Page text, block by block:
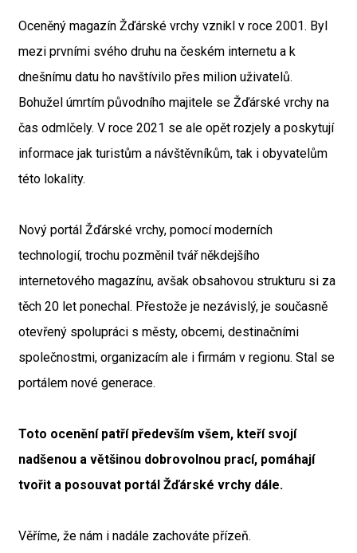
Oceněný magazín Žďárské vrchy vznikl v roce 2001. Byl
mezi prvními svého druhu na českém internetu a k
dnešnímu datu ho navštívilo přes milion uživatelů.
Bohužel úmrtím původního majitele se Žďárské vrchy na
čas odmlčely. V roce 2021 se ale opět rozjely a poskytují
informace jak turistům a návštěvníkům, tak i obyvatelům
této lokality.
Nový portál Žďárské vrchy, pomocí moderních
technologií, trochu pozměnil tvář někdejšího
internetového magazínu, avšak obsahovou strukturu si za
těch 20 let ponechal. Přestože je nezávislý, je současně
otevřený spolupráci s městy, obcemi, destinačními
společnostmi, organizacím ale i firmám v regionu. Stal se
portálem nové generace.
Toto ocenění patří především všem, kteří svojí
nadšenou a většinou dobrovolnou prací, pomáhají
tvořit a posouvat portál Žďárské vrchy dále.
Věříme, že nám i nadále zachováte přízeň.